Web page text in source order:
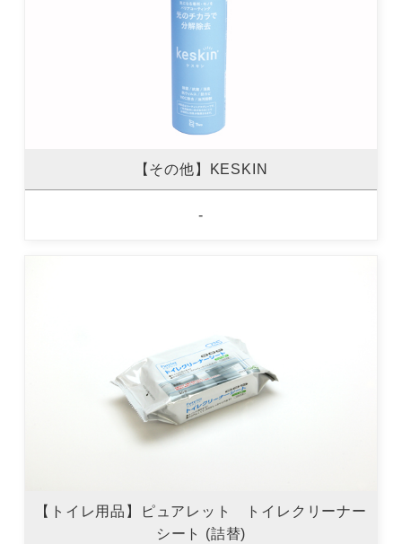
【その他】KESKIN
-
【トイレ用品】ピュアレット トイレクリーナー
シート (詰替)